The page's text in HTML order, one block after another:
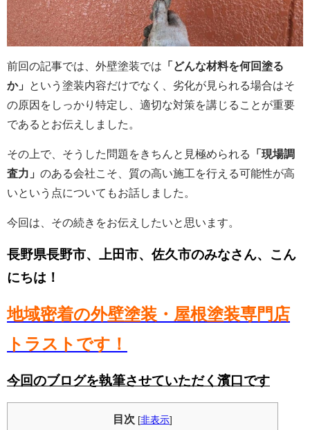
前回の記事では、外壁塗装では 「どんな材料を何回塗る
か」
という塗装内容だけでなく、劣化が見られる場合はそ
の原因をしっかり特定し、適切な対策を講じることが重要
であるとお伝えしました。
その上で、そうした問題をきちんと見極められる
「現場調
査力」 のある会社こそ、質の高い施工を行える可能性が高
いという点についてもお話しました。
今回は、その続きをお伝えしたいと思います。
長野県長野市、上田市、佐久市のみなさん、こん
にちは！
地域密着の外壁塗装・屋根塗装専門店
トラストです！
今回のブログを執筆させていただく濱口です
目次 [非表示]